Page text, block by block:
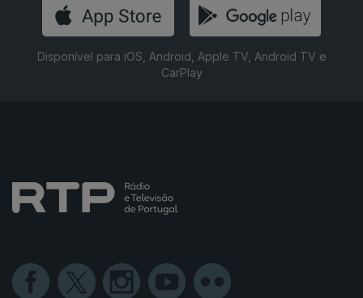
Disponível para iOS, Android, Apple TV, Android TV e
CarPlay